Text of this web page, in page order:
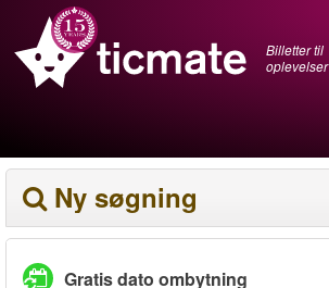
Billetter til
oplevelser
Ny søgning
Gratis dato ombytning